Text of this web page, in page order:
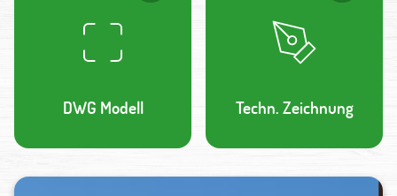
DWG Modell Techn. Zeichnung